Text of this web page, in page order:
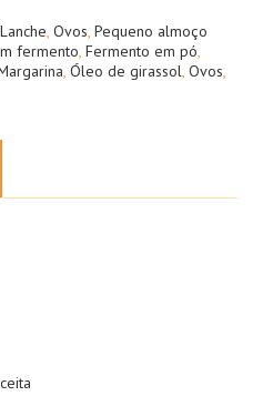
Lanche, Ovos, Pequeno almoço
fermento, Fermento em pó,
, Óleo de girassol, Ovos,